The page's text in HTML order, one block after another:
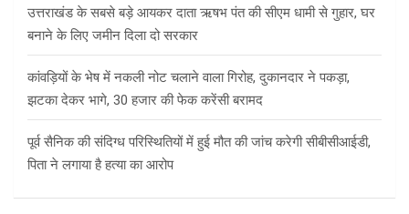
उत्तराखंड के सबसे बड़े आयकर दाता ऋषभ पंत की सीएम धामी से गुहार, घर
बनाने के लिए जमीन दिला दो सरकार
कांवड़ियों के भेष में नकली नोट चलाने वाला गिरोह, दुकानदार ने पकड़ा,
झटका देकर भागे, 30 हजार की फेक करेंसी बरामद
पूर्व सैनिक की संदिग्ध परिस्थितियों में हुई मौत की जांच करेगी सीबीसीआईडी,
पिता ने लगाया है हत्या का आरोप